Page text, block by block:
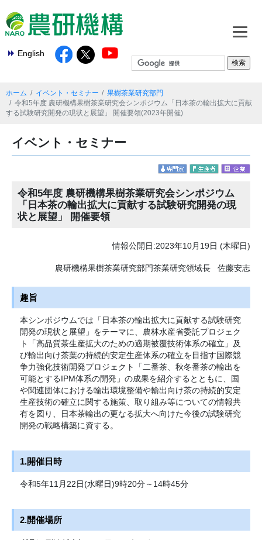
English
ホーム イベント・セミナー
果樹茶業研究部門
令和5年度 農研機構果樹茶業研究会シンポジウム「日本茶の輸出拡大に貢献
する試験研究開発の現状と展望」 開催要領(2023年開催)
イベント・セミナー
令和5年度 農研機構果樹茶業研究会シンポジウム
「日本茶の輸出拡大に貢献する試験研究開発の現
状と展望」 開催要領
情報公開日:2023年10月19日 (木曜日)
農研機構果樹茶業研究部門茶業研究領域長 佐藤安志
趣旨
本シンポジウムでは「日本茶の輸出拡大に貢献する試験研究
開発の現状と展望」をテーマに、農林水産省委託プロジェク
ト「高品質茶生産拡大のための適期被覆技術体系の確立」及
び輸出向け茶葉の持続的安定生産体系の確立を目指す国際競
争力強化技術開発プロジェクト「二番茶、秋冬番茶の輸出を
可能とするIPM体系の開発」の成果を紹介するとともに、国
や関連団体における輸出環境整備や輸出向け茶の持続的安定
生産技術の確立に関する施策、取り組み等についての情報共
有を図り、日本茶輸出の更なる拡大へ向けた今後の試験研究
開発の戦略構築に資する。
1.開催日時
令和5年11月22日(水曜日)9時20分～14時45分
2.開催場所